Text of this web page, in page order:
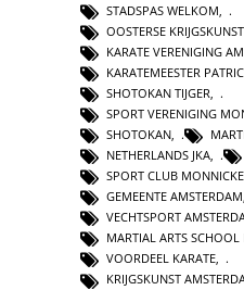
STADSPAS WELKOM
OOSTERSE
KARATE VERENIGING
KARATEMEESTER
SHOTOKAN TIJGER
SPORT VERENIGING
SHOTOKAN,
NETHERLANDS JKA,
SPORT CLUB
GEMEENTE AMSTERDAM,
VECHTSPORT
MARTIAL ARTS
VOORDEEL KARATE,
KRIJGSKUNST